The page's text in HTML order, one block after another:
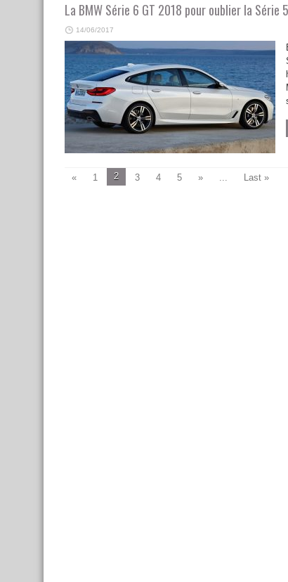
La BMW Série 6 GT 2018 pour oublier la Série
14/06/2017
« 1 2 3 4 5 » ... Last »